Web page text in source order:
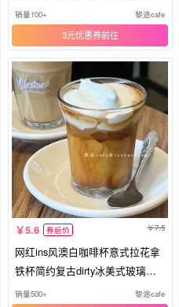
碗
销量100+ 黎途cafe
3元优惠券
5.6 券后价 7.5
网红ins风澳白咖啡杯意式拉花拿
铁杯简约复古dirty冰美式玻璃杯
子
销量500+ 黎途cafe